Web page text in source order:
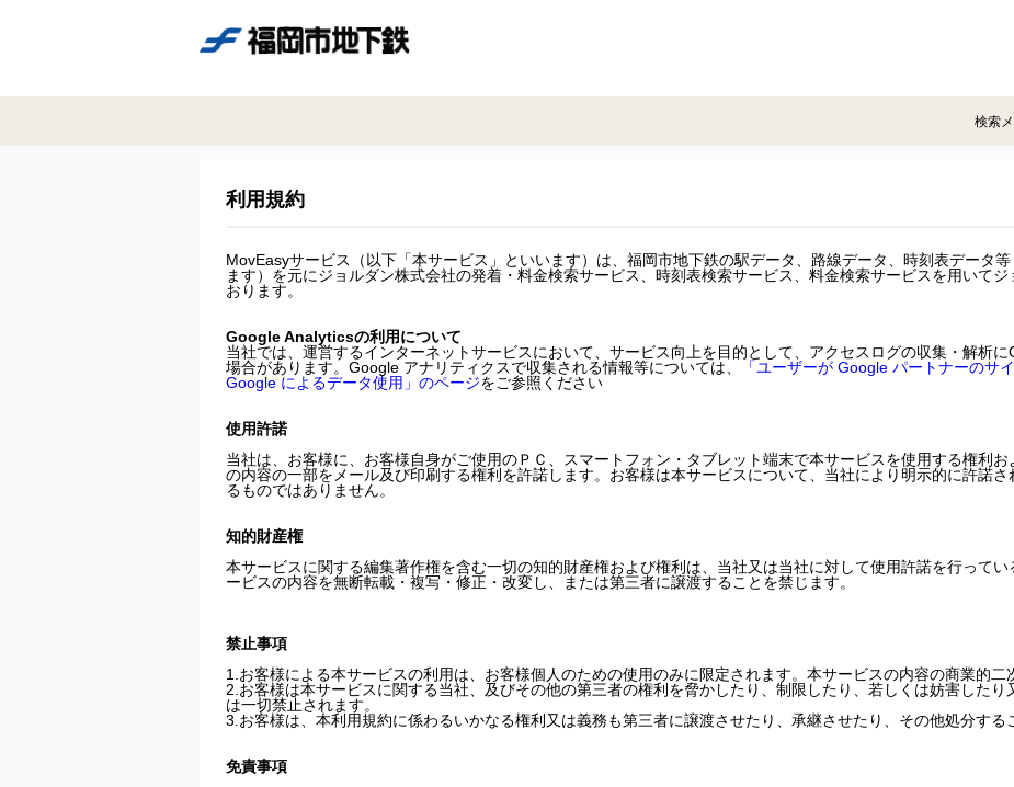
検索
利用規約
MovEasyサービス（以下「本サービス」といいます）は、福岡市地下鉄の駅データ、路線データ、時刻表データ
ます）を元にジョルダン株式会社の発着・料金検索サービス、時刻表検索サービス、料金検索サービスを用いて
おります。
Google Analyticsの利用について
当社では、運営するインターネットサービスにおいて、サービス向上を目的として、アクセスログの収集・解析
場合があります。Google アナリティクスで収集される情報等については、
「ユーザーが Google パートナーのサ
Google によるデータ使用」のページをご参照ください
使用許諾
当社は、お客様に、お客様自身がご使用のＰＣ、スマートフォン・タブレット端末で本サービスを使用する権利
の内容の一部をメール及び印刷する権利を許諾します。お客様は本サービスについて、当社により明示的に許諾
るものではありません。
知的財産権
本サービスに関する編集著作権を含む一切の知的財産権および権利は、当社又は当社に対して使用許諾を行って
ービスの内容を無断転載・複写・修正・改変し、または第三者に譲渡することを禁じます。
禁止事項
1.お客様による本サービスの利用は、お客様個人のための使用のみに限定されます。本サービスの内容の商業的二
2.お客様は本サービスに関する当社、及びその他の第三者の権利を脅かしたり、制限したり、若しくは妨害したり
は一切禁止されます。
3.お客様は、本利用規約に係わるいかなる権利又は義務も第三者に譲渡させたり、承継させたり、その他処分する
免責事項